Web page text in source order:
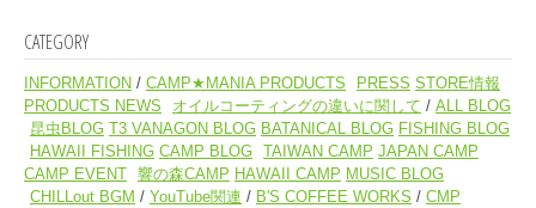
CATEGORY
INFORMATION CAMP★MANIA PRODUCTS PRESS STORE情報
PRODUCTS NEWS
オイルコーティングの違いに関して
ALL BLOG
昆虫BLOG T3 VANAGON BLOG BATANICAL BLOG FISHING BLOG
HAWAII FISHING CAMP BLOG TAIWAN CAMP JAPAN CAMP
CAMP EVENT 響の森CAMP HAWAII CAMP MUSIC BLOG
CHILLout BGM
YouTube関連 B'S COFFEE WORKS
CMP